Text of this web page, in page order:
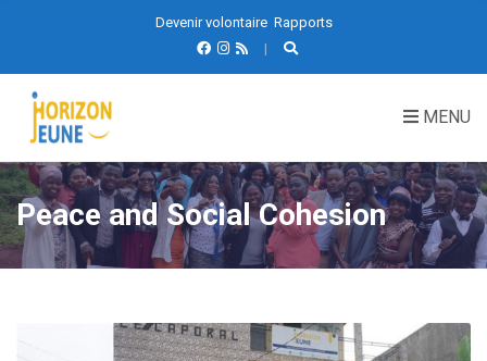
Devenir volontaire Rapports
MENU
Peace and Social Cohesion